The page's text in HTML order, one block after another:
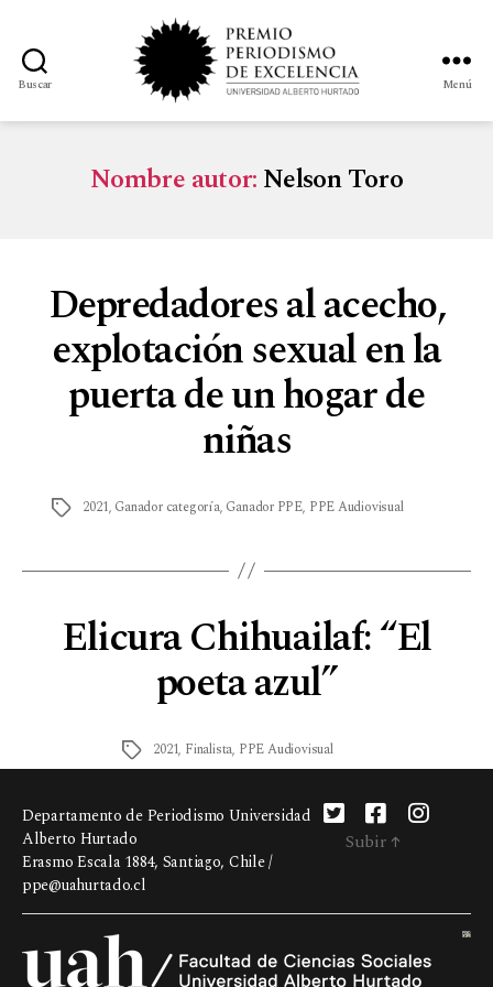
Buscar Menú
Nombre autor:Nelson Toro
Depredadores al acecho,
explotación sexual en la
puerta de un hogar de
niñas
2021, Ganador categoría, Ganador PPE, PPE Audiovisual
Elicura Chihuailaf: “El
poeta azul”
2021, Finalista, PPE Audiovisual
Departamento de Periodismo Universidad
Alberto Hurtado
Erasmo Escala 1884, Santiago, Chile /
ppe@uahurtado.cl
Subir ↑